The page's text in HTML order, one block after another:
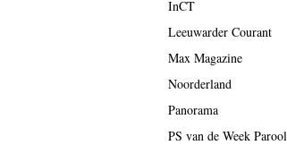
InCT
Leeuwarder Courant
Max Magazine
Noorderland
Panorama
PS van de Week Parool